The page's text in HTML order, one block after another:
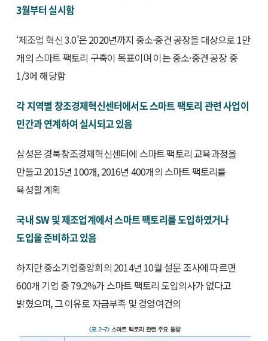
3월부터 실시함
‘제조업 혁신 3.0’은 2020년까지 중소·중견 공장을 대상으로 1만
개의 스마트 팩토리 구축이 목표이며 이는 중소·중견 공장 중
1/3에 해당함
각 지역별 창조경제혁신센터에서도 스마트 팩토리 관련 사업이
민간과 연계하여 실시되고 있음
삼성은 경북창조경제혁신센터에 스마트 팩토리 교육과정을
만들고 2015년 100개, 2016년 400개의 스마트 팩토리를
육성할 계획
국내 SW 및 제조업계에서 스마트 팩토리를 도입하였거나
도입을 준비하고 있음
하지만 중소기업중앙회의 2014년 10월 설문 조사에 따르면
600개 기업 중 79.2%가 스마트 팩토리 도입의사가 없다고
밝혔으며, 그 이유로 자금부족 및 경영여건의